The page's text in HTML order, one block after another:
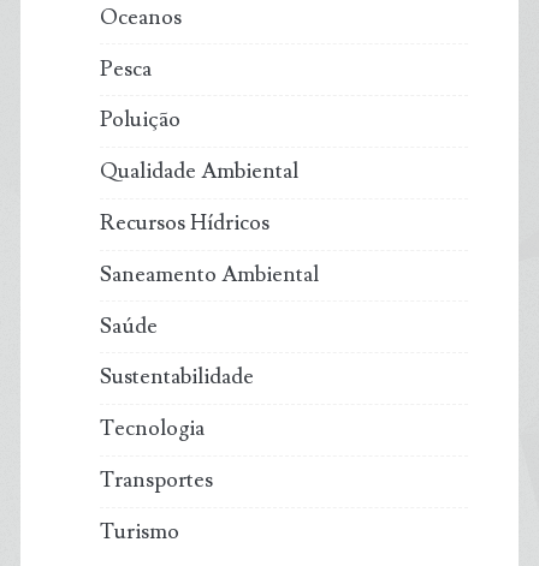
Oceanos
Pesca
Poluição
Qualidade Ambiental
Recursos Hídricos
Saneamento Ambiental
Saúde
Sustentabilidade
Tecnologia
Transportes
Turismo